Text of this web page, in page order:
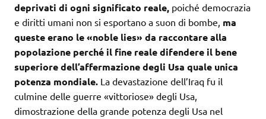
deprivati di ogni significato reale, poiché democrazia
e diritti umani non si esportano a suon di bombe, ma
queste erano le «noble lies» da raccontare alla
popolazione perché il fine reale difendere il bene
superiore dell’affermazione degli Usa quale unica
potenza mondiale. La devastazione dell’Iraq fu il
culmine delle guerre «vittoriose» degli Usa,
dimostrazione della grande potenza degli Usa nel